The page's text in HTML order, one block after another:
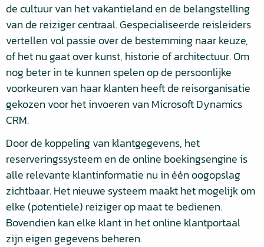
de cultuur van het vakantieland en de belangstelling
van de reiziger centraal. Gespecialiseerde reisleiders
vertellen vol passie over de bestemming naar keuze,
of het nu gaat over kunst, historie of architectuur. Om
nog beter in te kunnen spelen op de persoonlijke
voorkeuren van haar klanten heeft de reisorganisatie
gekozen voor het invoeren van Microsoft Dynamics
CRM.
Door de koppeling van klantgegevens, het
reserveringssysteem en de online boekingsengine is
alle relevante klantinformatie nu in één oogopslag
zichtbaar. Het nieuwe systeem maakt het mogelijk om
elke (potentiele) reiziger op maat te bedienen.
Bovendien kan elke klant in het online klantportaal
zijn eigen gegevens beheren.